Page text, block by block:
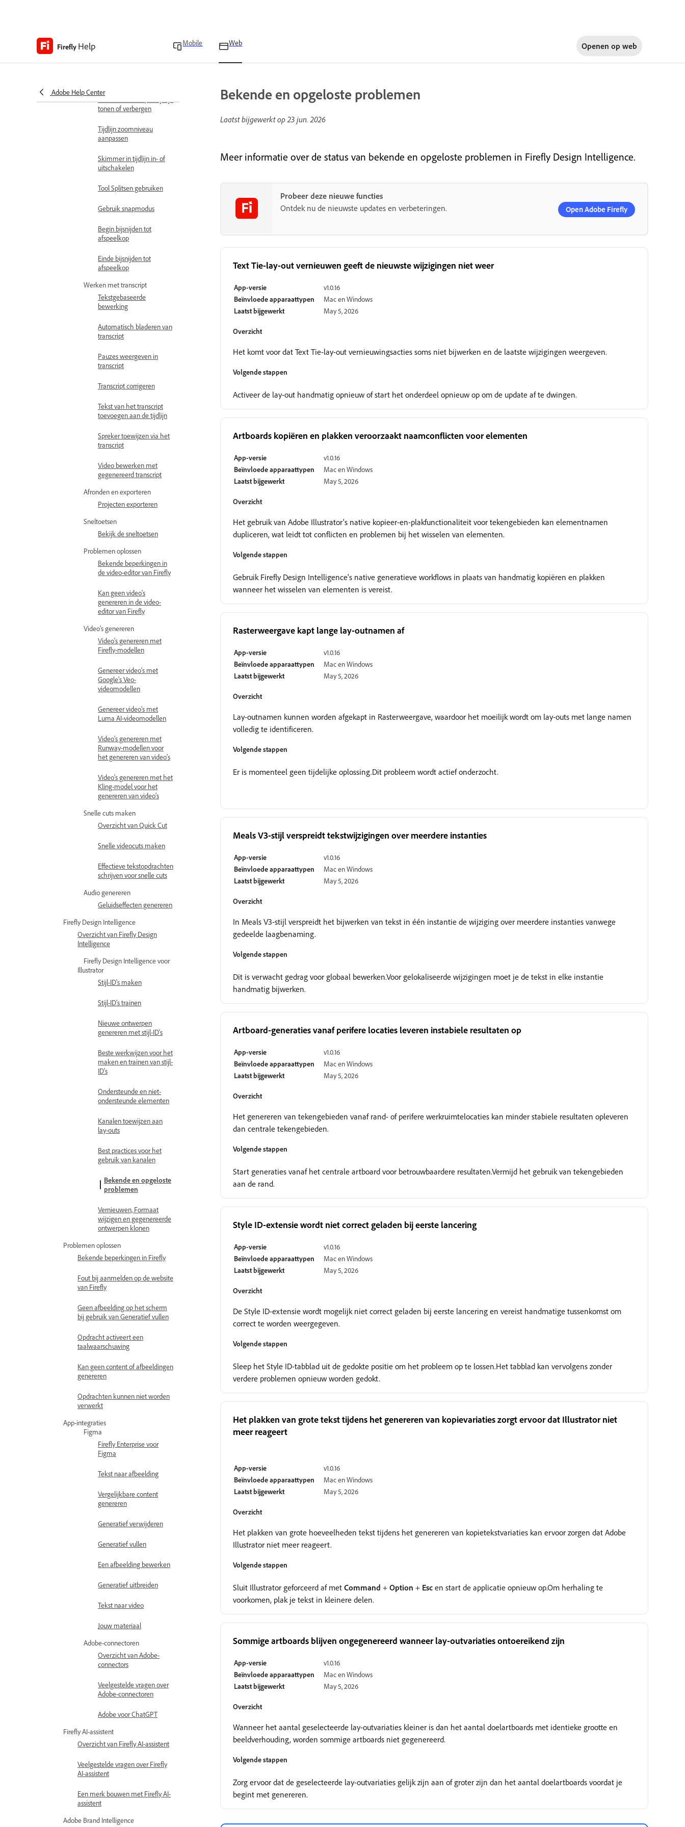
Firefly Help Mobile Web Openen op web
Adobe Help Center
tonen of verbergen
Tijdlijn zoomniveau
aanpassen
Skimmer in tijdlijn in- of
uitschakelen
Tool Splitsen gebruiken
Gebruik snapmodus
Begin bijsnijden tot
afspeelkop
Einde bijsnijden tot
afspeelkop
Werken met transcript
Tekstgebaseerde
bewerking
Automatisch bladeren van
transcript
Pauzes weergeven in
transcript
Transcript corrigeren
Tekst van het transcript
toevoegen aan de tijdlijn
Spreker toewijzen via het
transcript
Video bewerken met
gegenereerd transcript
Afronden en exporteren
Projecten exporteren
Sneltoetsen
Bekijk de sneltoetsen
Problemen oplossen
Bekende beperkingen in
de video-editor van Firefly
Kan geen video's
genereren in de video-
editor van Firefly
Video's genereren
Video's genereren met
Firefly-modellen
Genereer video's met
Google's Veo-
videomodellen
Genereer video's met
Luma AI-videomodellen
Video's genereren met
Runway-modellen voor
het genereren van video's
Video's genereren met het
Kling-model voor het
genereren van video's
Snelle cuts maken
Overzicht van Quick Cut
Snelle videocuts maken
Effectieve tekstopdrachten
schrijven voor snelle cuts
Audio genereren
Geluidseffecten genereren
Firefly Design Intelligence
Overzicht van Firefly Design
Intelligence
Firefly Design Intelligence voor
Illustrator
Stijl-ID's maken
Stijl-ID's trainen
Nieuwe ontwerpen
genereren met stijl-ID's
Beste werkwijzen voor het
maken en trainen van stijl-
ID's
Ondersteunde en niet-
ondersteunde elementen
Kanalen toewijzen aan
lay-outs
Best practices voor het
gebruik van kanalen
Bekende en opgeloste
problemen
Vernieuwen, Formaat
wijzigen en gegenereerde
ontwerpen klonen
Problemen oplossen
Bekende beperkingen in Firefly
Fout bij aanmelden op de website
van Firefly
Geen afbeelding op het scherm
bij gebruik van Generatief vullen
Opdracht activeert een
taalwaarschuwing
Kan geen content of afbeeldingen
genereren
Opdrachten kunnen niet worden
verwerkt
App-integraties
Figma
Firefly Enterprise voor
Figma
Tekst naar afbeelding
Vergelijkbare content
genereren
Generatief verwijderen
Generatief vullen
Een afbeelding bewerken
Generatief uitbreiden
Tekst naar video
Jouw materiaal
Adobe-connectoren
Overzicht van Adobe-
connectors
Veelgestelde vragen over
Adobe-connectoren
Adobe voor ChatGPT
Firefly AI-assistent
Overzicht van Firefly AI-assistent
Veelgestelde vragen over Firefly
AI-assistent
Een merk bouwen met Firefly AI-
assistent
Adobe Brand Intelligence
Bekende en opgeloste problemen
Laatst bijgewerkt op23 jun. 2026
Meer informatie over de status van bekende en opgeloste problemen in Firefly Design Intelligence.
Probeer deze nieuwe functies
Ontdek nu de nieuwste updates en verbeteringen.
Open Adobe Firefly
Text Tie-lay-out vernieuwen geeft de nieuwste wijzigingen niet weer
App-versie
v1.0.16
Beïnvloede apparaattypen
Mac en Windows
Laatst bijgewerkt
May 5, 2026
Overzicht
Het komt voor dat Text Tie-lay-out vernieuwingsacties soms niet bijwerken en de laatste wijzigingen weergeven.
Volgende stappen
Activeer de lay-out handmatig opnieuw of start het onderdeel opnieuw op om de update af te dwingen.
Artboards kopiëren en plakken veroorzaakt naamconflicten voor elementen
App-versie
v1.0.16
Beïnvloede apparaattypen
Mac en Windows
Laatst bijgewerkt
May 5, 2026
Overzicht
Het gebruik van Adobe Illustrator's native kopieer-en-plakfunctionaliteit voor tekengebieden kan elementnamen
dupliceren, wat leidt tot conflicten en problemen bij het wisselen van elementen.
Volgende stappen
Gebruik Firefly Design Intelligence's native generatieve workflows in plaats van handmatig kopiëren en plakken
wanneer het wisselen van elementen is vereist.
Rasterweergave kapt lange lay-outnamen af
App-versie
v1.0.16
Beïnvloede apparaattypen
Mac en Windows
Laatst bijgewerkt
May 5, 2026
Overzicht
Lay-outnamen kunnen worden afgekapt in Rasterweergave, waardoor het moeilijk wordt om lay-outs met lange namen
volledig te identificeren.
Volgende stappen
Er is momenteel geen tijdelijke oplossing.Dit probleem wordt actief onderzocht.
Meals V3-stijl verspreidt tekstwijzigingen over meerdere instanties
App-versie
v1.0.16
Beïnvloede apparaattypen
Mac en Windows
Laatst bijgewerkt
May 5, 2026
Overzicht
In Meals V3-stijl verspreidt het bijwerken van tekst in één instantie de wijziging over meerdere instanties vanwege
gedeelde laagbenaming.
Volgende stappen
Dit is verwacht gedrag voor globaal bewerken.Voor gelokaliseerde wijzigingen moet je de tekst in elke instantie
handmatig bijwerken.
Artboard-generaties vanaf perifere locaties leveren instabiele resultaten op
App-versie
v1.0.16
Beïnvloede apparaattypen
Mac en Windows
Laatst bijgewerkt
May 5, 2026
Overzicht
Het genereren van tekengebieden vanaf rand- of perifere werkruimtelocaties kan minder stabiele resultaten opleveren
dan centrale tekengebieden.
Volgende stappen
Start generaties vanaf het centrale artboard voor betrouwbaardere resultaten.Vermijd het gebruik van tekengebieden
aan de rand.
Style ID-extensie wordt niet correct geladen bij eerste lancering
App-versie
v1.0.16
Beïnvloede apparaattypen
Mac en Windows
Laatst bijgewerkt
May 5, 2026
Overzicht
De Style ID-extensie wordt mogelijk niet correct geladen bij eerste lancering en vereist handmatige tussenkomst om
correct te worden weergegeven.
Volgende stappen
Sleep het Style ID-tabblad uit de gedokte positie om het probleem op te lossen.Het tabblad kan vervolgens zonder
verdere problemen opnieuw worden gedokt.
Het plakken van grote tekst tijdens het genereren van kopievariaties zorgt ervoor dat Illustrator niet
meer reageert
App-versie
v1.0.16
Beïnvloede apparaattypen
Mac en Windows
Laatst bijgewerkt
May 5, 2026
Overzicht
Het plakken van grote hoeveelheden tekst tijdens het genereren van kopietekstvariaties kan ervoor zorgen dat Adobe
Illustrator niet meer reageert.
Volgende stappen
Sluit Illustrator geforceerd af met Command + Option + Esc en start de applicatie opnieuw op.Om herhaling te
voorkomen, plak je tekst in kleinere delen.
Sommige artboards blijven ongegenereerd wanneer lay-outvariaties ontoereikend zijn
App-versie
v1.0.16
Beïnvloede apparaattypen
Mac en Windows
Laatst bijgewerkt
May 5, 2026
Overzicht
Wanneer het aantal geselecteerde lay-outvariaties kleiner is dan het aantal doelartboards met identieke grootte en
beeldverhouding, worden sommige artboards niet gegenereerd.
Volgende stappen
Zorg ervoor dat de geselecteerde lay-outvariaties gelijk zijn aan of groter zijn dan het aantal doelartboards voordat je
begint met genereren.